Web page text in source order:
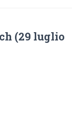
(29 luglio